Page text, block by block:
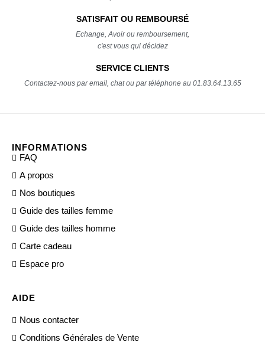
SATISFAIT OU REMBOURSÉ
Echange, Avoir ou remboursement,
c'est vous qui décidez
SERVICE CLIENTS
Contactez-nous par email, chat ou par téléphone au 01.83.64.13.65
INFORMATIONS
FAQ
A propos
Nos boutiques
Guide des tailles femme
Guide des tailles homme
Carte cadeau
Espace pro
AIDE
Nous contacter
Conditions Générales de Vente